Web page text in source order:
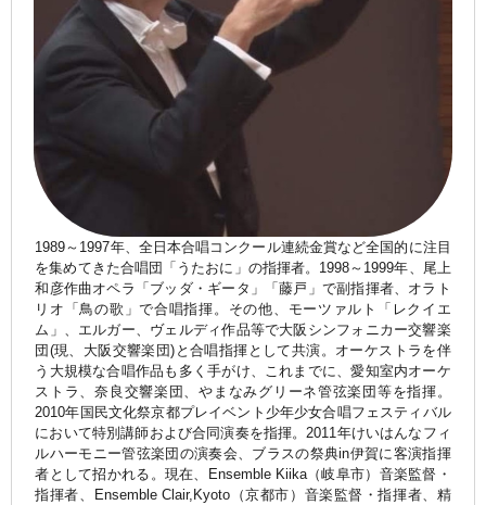
1989～1997年、全日本合唱コンクール連続金賞など全国的に注目
を集めてきた合唱団「うたおに」の指揮者。1998～1999年、尾上
和彦作曲オペラ「ブッダ・ギータ」「藤戸」で副指揮者、オラト
リオ「鳥の歌」で合唱指揮。その他、モーツァルト「レクイエ
ム」、エルガー、ヴェルディ作品等で大阪シンフォニカー交響楽
団(現、大阪交響楽団)と合唱指揮として共演。オーケストラを伴
う大規模な合唱作品も多く手がけ、これまでに、愛知室内オーケ
ストラ、奈良交響楽団、やまなみグリーネ管弦楽団等を指揮。
2010年国民文化祭京都プレイベント少年少女合唱フェスティバル
において特別講師および合同演奏を指揮。2011年けいはんなフィ
ルハーモニー管弦楽団の演奏会、ブラスの祭典in伊賀に客演指揮
者として招かれる。現在、Ensemble Kiika（岐阜市）音楽監督・
指揮者、Ensemble Clair,Kyoto（京都市）音楽監督・指揮者、精